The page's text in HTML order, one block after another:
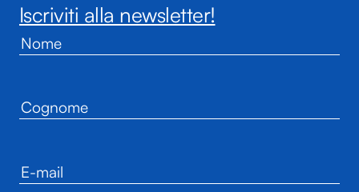
Iscriviti alla newsletter!